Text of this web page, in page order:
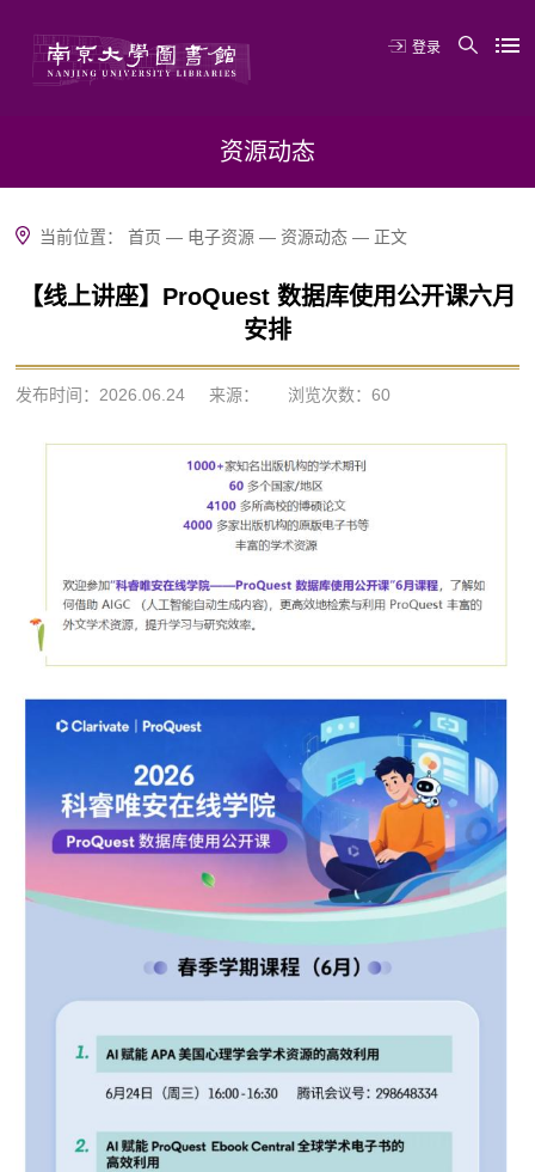
登录
资源动态
当前位置：首页 — 电子资源 —资源动态 — 正文
【线上讲座】ProQuest 数据库使用公开课六月
安排
发布时间：2026.06.24 来源： 浏览次数：60